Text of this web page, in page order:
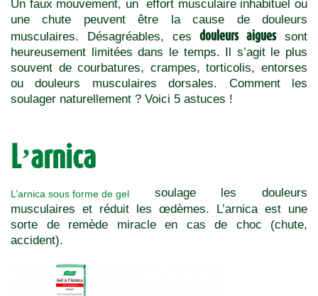
Un faux mouvement, un effort musculaire inhabituel ou
une chute peuvent être la cause de douleurs
musculaires. Désagréables, cesdouleurs aiguessont
heureusement limitées dans le temps. Il s’agit le plus
souvent de courbatures, crampes, torticolis, entorses
ou douleurs musculaires dorsales. Comment les
soulager naturellement ? Voici 5 astuces !
L’arnica
L’arnica sous forme de gel soulage les douleurs
musculaires et réduit les œdèmes. L’arnica est une
sorte de remède miracle en cas de choc (chute,
accident).